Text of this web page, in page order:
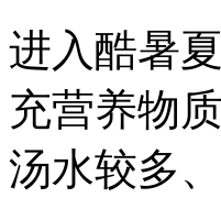
进入酷暑
充营养物
汤水较多